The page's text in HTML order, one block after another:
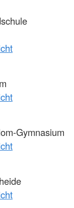
Gymnasium